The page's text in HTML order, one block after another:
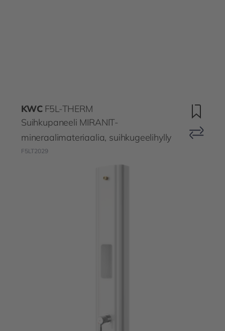
KWC F5L-THERM
Suihkupaneeli MIRANIT-
mineraalimateriaalia, suihkugeelihylly
F5LT2029